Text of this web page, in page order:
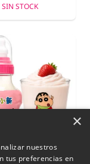
SIN STOCK
×
nuestros
tus preferencias en